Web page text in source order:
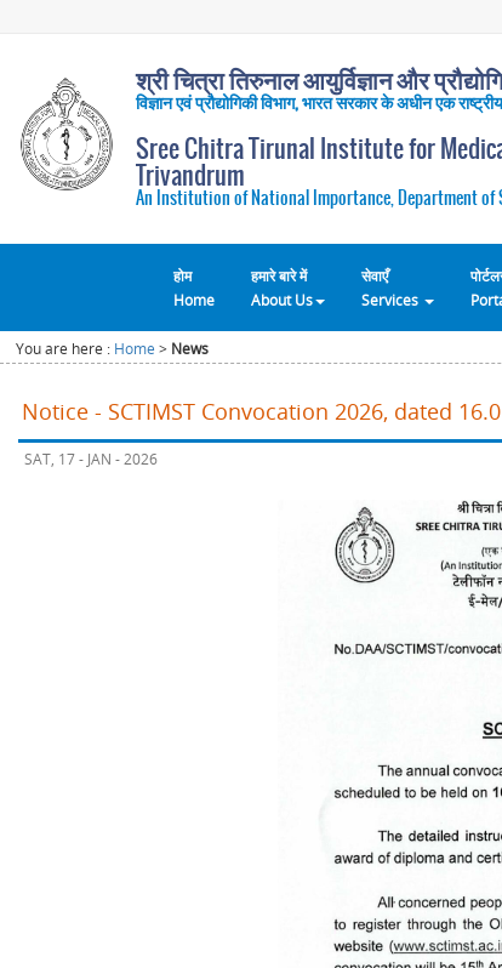
श्री चित्रा तिरुनाल आयुर्विज्ञान और
विज्ञान एवं प्रौद्योगिकी विभाग, भारत सरकार के अधीन एक
Sree Chitra Tirunal Institute for
Trivandrum
An Institution of National Importance, Department of
होम
Home
हमारे बारे में
About Us
सेवाएँ
Services
You are here : Home > News
Notice - SCTIMST Convocation 2026, dated
SAT, 17 - JAN - 2026